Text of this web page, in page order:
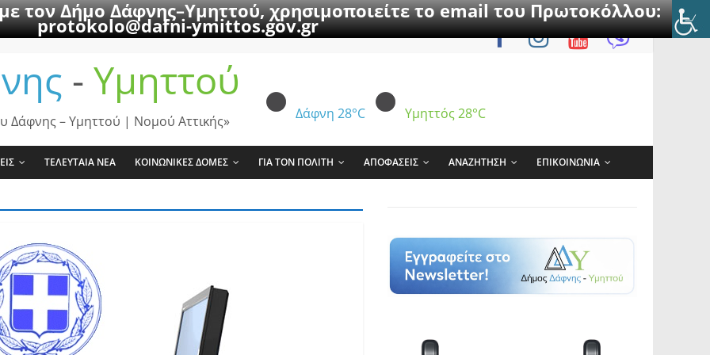
τον Δήμο Δάφνης–Υμηττού, χρησιμοποιείτε το email του Πρωτοκόλλου:
protokolo@dafni-ymittos.gov.gr
- Υμηττού
Δάφνη 28°C Υμηττός 28°C
Δάφνης – Υμηττού | Νομού Αττικής»
ΤΕΛΕΥΤΑΙΑ ΝΕΑ ΚΟΙΝΩΝΙΚΕΣ ΔΟΜΕΣ ΓΙΑ ΤΟΝ ΠΟΛΙΤΗ ΑΠΟΦΑΣΕΙΣ ΑΝΑΖΗΤΗΣΗ ΕΠΙΚΟΙΝΩΝΙΑ